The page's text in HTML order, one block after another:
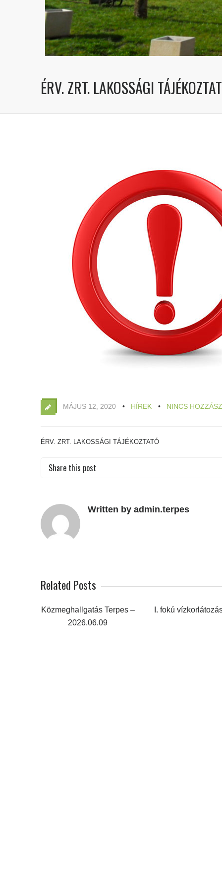
ÉRV. ZRT. LAKOSSÁGI
MÁJUS 12, 2020 HÍREK NINCS
ÉRV. ZRT. LAKOSSÁGI TÁJÉKOZTATÓ
Share this post
Written by admin.terpes
Related Posts
Közmeghallgatás Terpes –
2026.06.09
I. fokú